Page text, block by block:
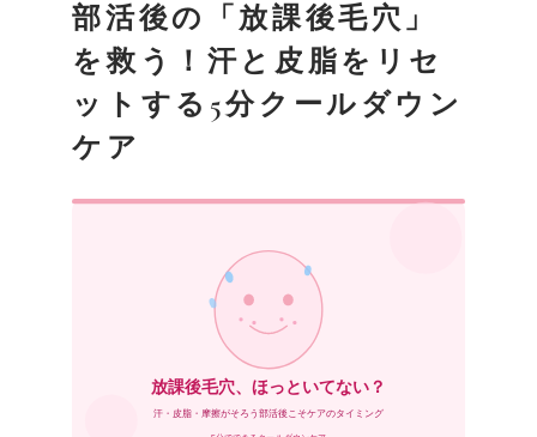
部活後の「放課後毛穴」
を救う！汗と皮脂をリセ
ットする5分クールダウン
ケア
放課後毛穴、ほっといてない？
汗・皮脂・摩擦がそろう部活後こそケアのタイミング